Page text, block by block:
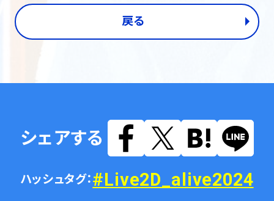
戻る
シェアする
ハッシュタグ：#Live2D_alive2024